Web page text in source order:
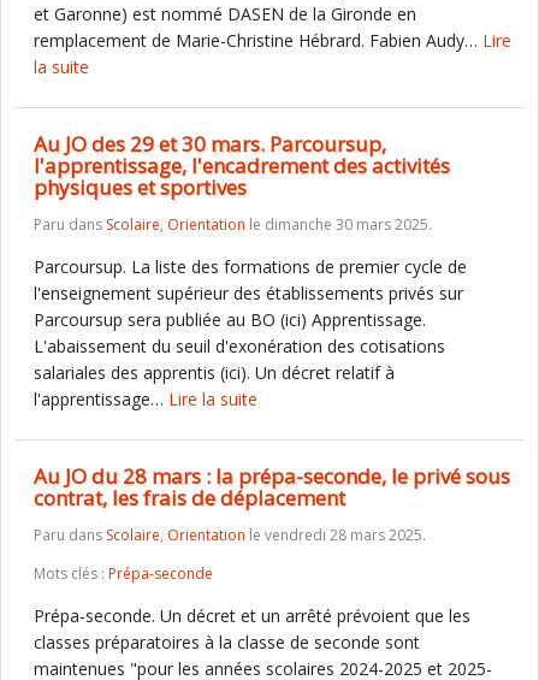
et Garonne) est nommé DASEN de la Gironde en
remplacement de Marie-Christine Hébrard. Fabien Audy… Lire
la suite
Au JO des 29 et 30 mars. Parcoursup,
l'apprentissage, l'encadrement des activités
physiques et sportives
Paru dans Scolaire, Orientation le dimanche 30 mars 2025.
Parcoursup. La liste des formations de premier cycle de
l'enseignement supérieur des établissements privés sur
Parcoursup sera publiée au BO (ici) Apprentissage.
L'abaissement du seuil d'exonération des cotisations
salariales des apprentis (ici). Un décret relatif à
l'apprentissage… Lire la suite
Au JO du 28 mars : la prépa-seconde, le privé sous
contrat, les frais de déplacement
Paru dans Scolaire, Orientation le vendredi 28 mars 2025.
Mots clés : Prépa-seconde
Prépa-seconde. Un décret et un arrêté prévoient que les
classes préparatoires à la classe de seconde sont
maintenues "pour les années scolaires 2024-2025 et 2025-